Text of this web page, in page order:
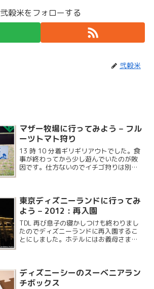
弐穀米をフォローする
弐穀米
マザー牧場に行ってみよう – フル
ーツトマト狩り
13 時 10 分着ギリギリアウトでした。食
事が終わってから少し遊んでいたのが敗
因です。仕方ないのでイチゴ狩りは別の
東京ディズニーランドに行ってみ
よう – 2012 : 再入園
TDL 再び息子の寝かしつけも終わりまし
たのでディズニーランドに再入園するこ
とにしました。ホテルにはお義母さまと
ディズニーシーのスーベニアラン
チボックス